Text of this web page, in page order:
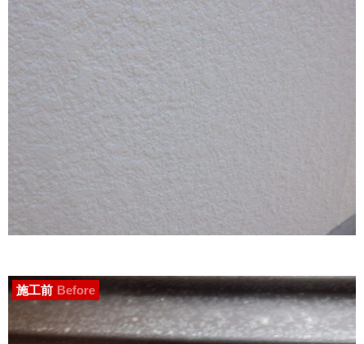
施工前 Before